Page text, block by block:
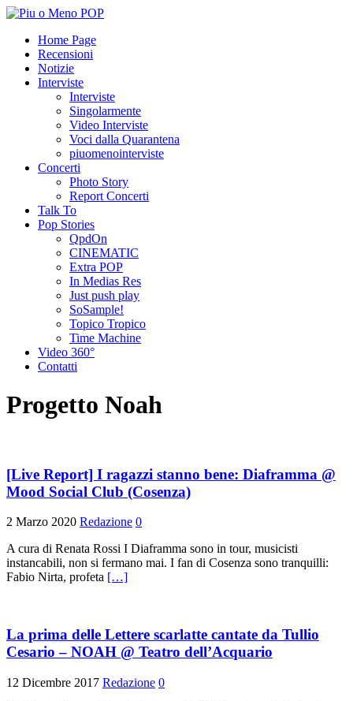
Home Page
Recensioni
Notizie
Interviste
Interviste
Singolarmente
Video Interviste
Voci dalla Quarantena
piuomenointerviste
Concerti
Photo Story
Report Concerti
Talk To
Pop Stories
QpdOn
CINEMATIC
Extra POP
In Medias Res
Just push play
SoSample!
Topico Tropico
Time Machine
Video 360°
Contatti
Progetto Noah
[Live Report] I ragazzi stanno bene: Diaframma @
Mood Social Club (Cosenza)
2 Marzo 2020 Redazione 0
A cura di Renata Rossi I Diaframma sono in tour, musicisti
instancabili, non si fermano mai. I fan di Cosenza sono tranquilli:
Fabio Nirta, profeta […]
La prima delle Lettere scarlatte cantate da Tullio
Cesario – NOAH @ Teatro dell’Acquario
12 Dicembre 2017 Redazione 0